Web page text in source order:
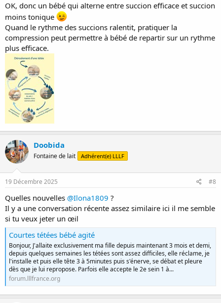
OK, donc un bébé qui alterne entre succion efficace et succion
moins tonique
Quand le rythme des succions ralentit, pratiquer la
compression peut permettre à bébé de repartir sur un rythme
plus efficace.
Doobida
Fontaine de lait Adhérent(e) LLLF
19 Décembre 2025 #8
Quelles nouvelles @Ilona1809 ?
Il y a une conversation récente assez similaire ici il me semble
si tu veux jeter un œil
Courtes tétées bébé agité
Bonjour, J'allaite exclusivement ma fille depuis maintenant 3 mois et demi,
depuis quelques semaines les tétées sont assez difficiles, elle réclame, je
l'installe et puis elle tête 3 à 5minutes puis s'énerve, se débat et pleure
dès que je lui repropose. Parfois elle accepte le 2e sein 1 à...
forum.lllfrance.org